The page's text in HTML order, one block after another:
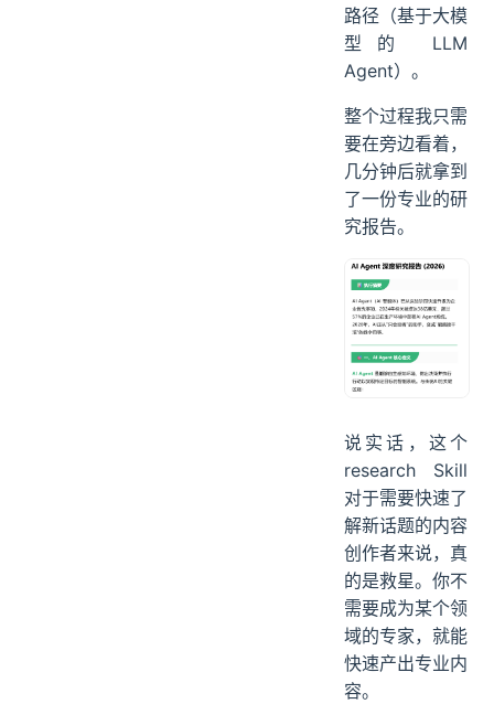
路径（基于大模
型的 LLM
Agent）。
整个过程我只需
要在旁边看着，
几分钟后就拿到
了一份专业的研
究报告。
说实话，这个
research Skill
对于需要快速了
解新话题的内容
创作者来说，真
的是救星。你不
需要成为某个领
域的专家，就能
快速产出专业内
容。